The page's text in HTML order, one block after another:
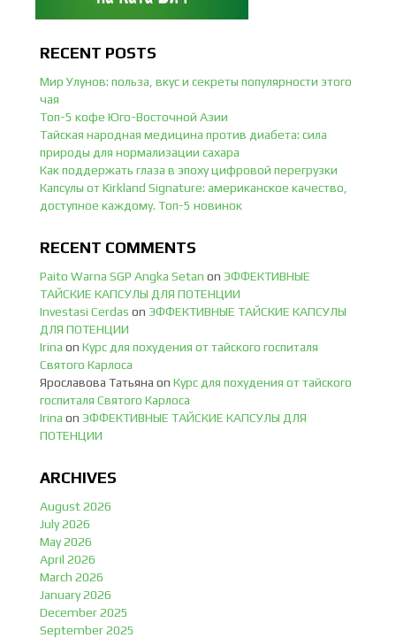
RECENT POSTS
Мир Улунов: польза, вкус и секреты популярности этого
чая
Топ-5 кофе Юго-Восточной Азии
Тайская народная медицина против диабета: сила
природы для нормализации сахара
Как поддержать глаза в эпоху цифровой перегрузки
Капсулы от Kirkland Signature: американское качество,
доступное каждому. Топ-5 новинок
RECENT COMMENTS
Paito Warna SGP Angka Setan on ЭФФЕКТИВНЫЕ
ТАЙСКИЕ КАПСУЛЫ ДЛЯ ПОТЕНЦИИ
Investasi Cerdas on ЭФФЕКТИВНЫЕ ТАЙСКИЕ КАПСУЛЫ
ДЛЯ ПОТЕНЦИИ
Irina on Курс для похудения от тайского госпиталя
Святого Карлоса
Ярославова Татьяна on Курс для похудения от тайского
госпиталя Святого Карлоса
Irina on ЭФФЕКТИВНЫЕ ТАЙСКИЕ КАПСУЛЫ ДЛЯ
ПОТЕНЦИИ
ARCHIVES
August 2026
July 2026
May 2026
April 2026
March 2026
January 2026
December 2025
September 2025